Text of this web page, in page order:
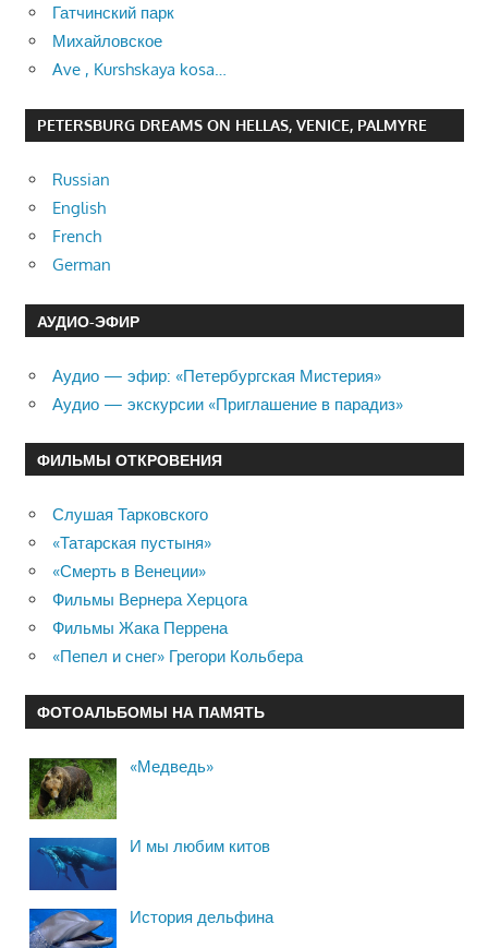
Гатчинский парк
Михайловское
Ave , Kurshskaya kosa…
PETERSBURG DREAMS ON HELLAS, VENICE, PALMYRE
Russian
English
French
German
АУДИО-ЭФИР
Аудио — эфир: «Петербургская Мистерия»
Аудио — экскурсии «Приглашение в парадиз»
ФИЛЬМЫ ОТКРОВЕНИЯ
Слушая Тарковского
«Татарская пустыня»
«Смерть в Венеции»
Фильмы Вернера Херцога
Фильмы Жака Перрена
«Пепел и снег» Грегори Кольбера
ФОТОАЛЬБОМЫ НА ПАМЯТЬ
«Медведь»
И мы любим китов
История дельфина